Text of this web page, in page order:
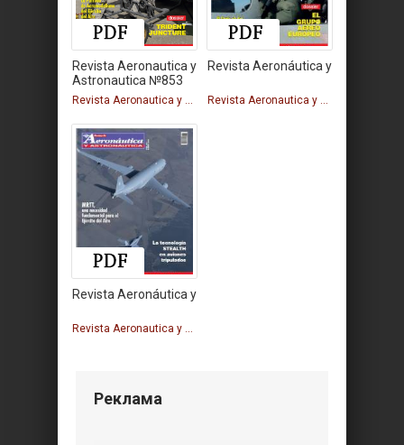
Revista Aeronautica y
Astronautica №853
Revista Aeronautica y Astronautica
Revista Aeronáutica y
Revista Aeronautica y Astronautica
Revista Aeronáutica y
Revista Aeronautica y Astronautica
Реклама